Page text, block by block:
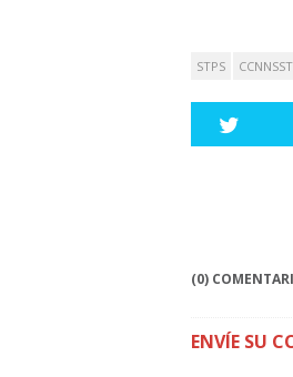
STPS CCNNSST
(0)
ENVÍE SU